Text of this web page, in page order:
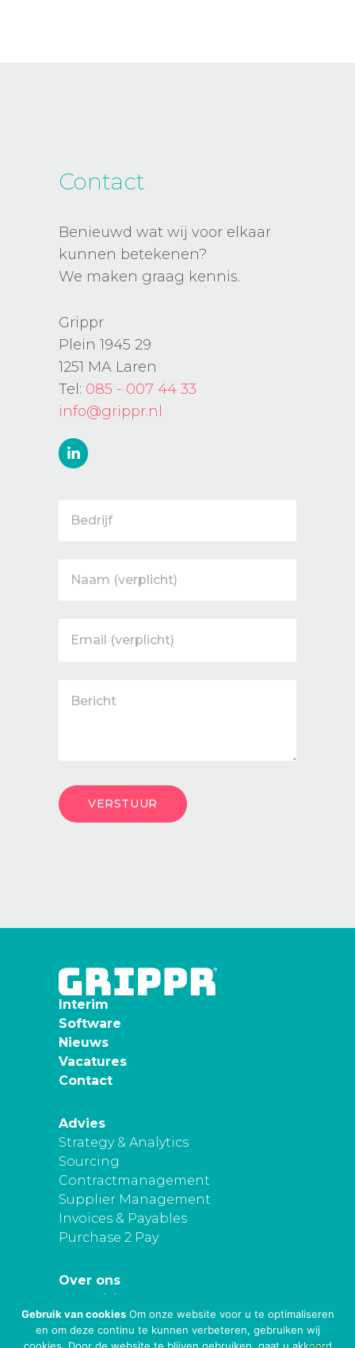
Contact
Benieuwd wat wij voor elkaar
kunnen betekenen?
We maken graag kennis.
Grippr
Plein 1945 29
1251 MA Laren
Tel: 085 - 007 44 33
info@grippr.nl
Interim
Software
Nieuws
Vacatures
Contact
Advies
Strategy & Analytics
Sourcing
Contractmanagement
Supplier Management
Invoices & Payables
Purchase 2 Pay
Over ons
Onze visie
Privacy
Gebruik van cookiesOm onze website voor u te optimaliseren
en om deze continu te kunnen verbeteren, gebruiken wij